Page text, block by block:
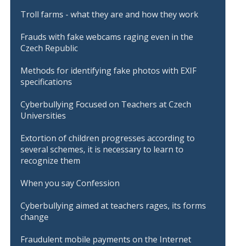
Troll farms - what they are and how they work
Frauds with fake webcams raging even in the
Czech Republic
Methods for identifying fake photos with EXIF
specifications
Cyberbullying Focused on Teachers at Czech
Universities
Extortion of children progresses according to
several schemes, it is necessary to learn to
recognize them
When you say Confession
Cyberbullying aimed at teachers rages, its forms
change
Fraudulent mobile payments on the Internet